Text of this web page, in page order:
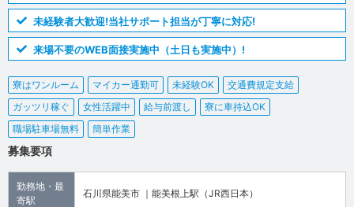
未経験者大歓迎!当社サポート担当が丁寧に対応!
来場不要のWEB面接実施中（土日も実施中）!
寮はワンルーム マイカー通勤可 未経験OK
交通費規定支給
ガッツリ稼ぐ
女性活躍中 給与前渡し
寮に車持込OK
職場駐車場無料
簡単作業
募集要項
勤務地・最
寄駅
石川県能美市 ｜能美根上駅（JR西日本）